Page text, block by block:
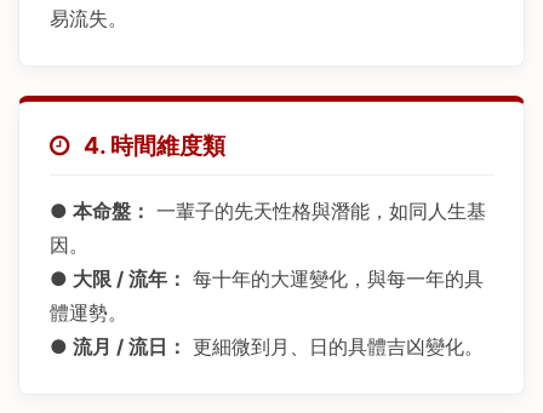
易流失。
4. 時間維度類
● 本命盤： 一輩子的先天性格與潛能，如同人生基
因。
● 大限 / 流年： 每十年的大運變化，與每一年的具
體運勢。
● 流月 / 流日： 更細微到月、日的具體吉凶變化。